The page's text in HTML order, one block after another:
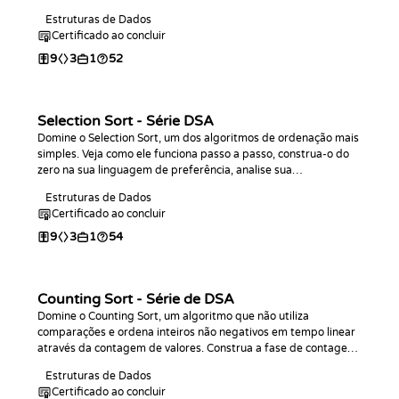
de programação.
Estruturas de Dados
Certificado ao concluir
9 3 1 52
Selection Sort - Série DSA
Domine o Selection Sort, um dos algoritmos de ordenação mais
simples. Veja como ele funciona passo a passo, construa-o do
zero na sua linguagem de preferência, analise sua
Estruturas de Dados
Certificado ao concluir
9 3 1 54
Counting Sort - Série de DSA
Domine o Counting Sort, um algoritmo que não utiliza
comparações e ordena inteiros não negativos em tempo linear
através da contagem de valores. Construa a fase de contagem,
preferência, analise sua complexidade O(n + k) e pratique com
desafios de programação.
Estruturas de Dados
Certificado ao concluir